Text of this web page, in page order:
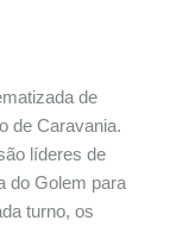
de
de Caravania.
líderes de
do Golem para
turno, os